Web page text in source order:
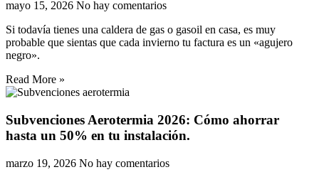
mayo 15, 2026 No hay comentarios
Si todavía tienes una caldera de gas o gasoil en casa, es muy
probable que sientas que cada invierno tu factura es un «agujero
negro».
Read More »
Subvenciones Aerotermia 2026: Cómo ahorrar
hasta un 50% en tu instalación.
marzo 19, 2026 No hay comentarios